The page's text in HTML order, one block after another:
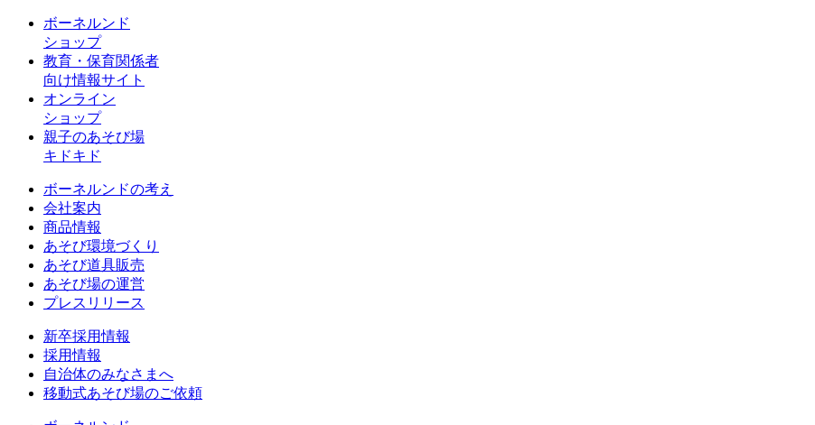
ボーネルンド
ショップ
教育・保育関係者
向け情報サイト
オンライン
ショップ
親子のあそび場
キドキド
ボーネルンドの考え
会社案内
商品情報
あそび環境づくり
あそび道具販売
あそび場の運営
プレスリリース
新卒採用情報
採用情報
自治体のみなさまへ
移動式あそび場のご依頼